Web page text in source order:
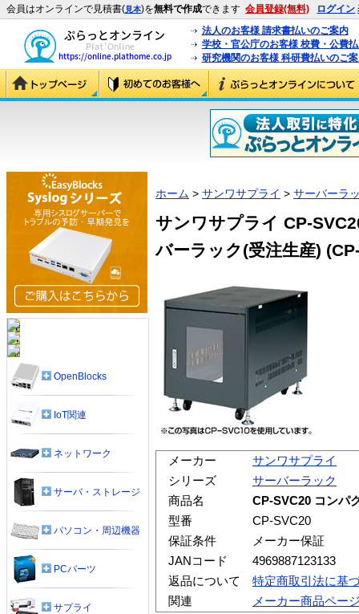
会員はオンラインで見積書(見本)を無料で作成できます 会員登録(無料) ログイン
法人のお客様 請求書払いのご案内
学校・官公庁のお客様 校費・公費
研究機関のお客様 科研費払いのご
ホーム > サンワサプライ > サーバーラ
サンワサプライ CP-
バーラック(受注生産)
メーカー
サンワサプライ
シリーズ
サーバーラック
商品名
CP-SVC20 コンパ
型番
CP-SVC20
保証条件
メーカー保証
JANコード
4969887123133
返品について
特定商取引法に基
関連
メーカー商品ペー
OpenBlocks
IoT関連
ネットワーク
サーバ・ストレージ
パソコン・周辺機器
PCパーツ
サプライ